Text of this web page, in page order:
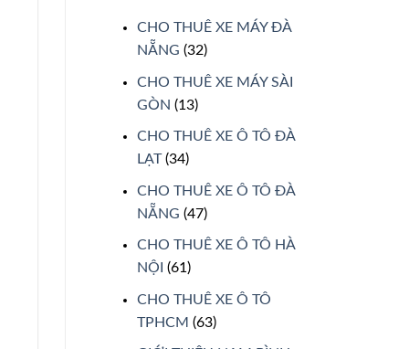
CHO THUÊ XE MÁY ĐÀ
NẴNG (32)
CHO THUÊ XE MÁY SÀI
GÒN (13)
CHO THUÊ XE Ô TÔ ĐÀ
LẠT(34)
CHO THUÊ XE Ô TÔ ĐÀ
NẴNG (47)
CHO THUÊ XE Ô TÔ HÀ
NỘI (61)
CHO THUÊ XE Ô TÔ
TPHCM (63)